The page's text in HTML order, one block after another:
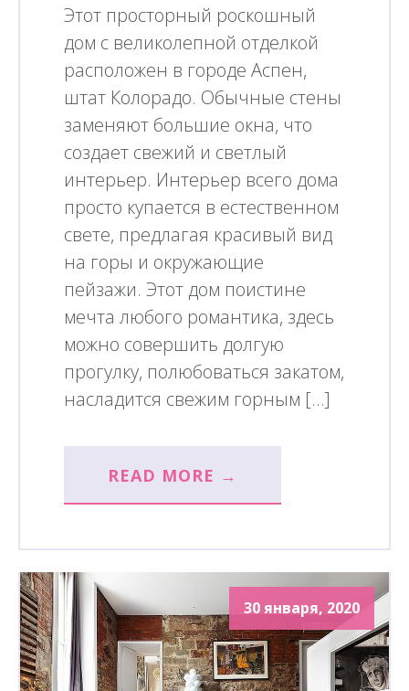
Этот просторный роскошный
дом с великолепной отделкой
расположен в городе Аспен,
штат Колорадо. Обычные стены
заменяют большие окна, что
создает свежий и светлый
интерьер. Интерьер всего дома
просто купается в естественном
свете, предлагая красивый вид
на горы и окружающие
пейзажи. Этот дом поистине
мечта любого романтика, здесь
можно совершить долгую
прогулку, полюбоваться закатом,
насладится свежим горным […]
READ MORE →
30 января, 2020